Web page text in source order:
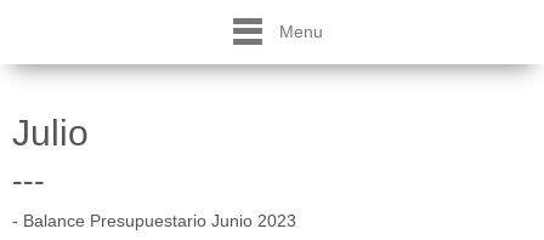
Menu
Julio
---
- Balance Presupuestario Junio 2023